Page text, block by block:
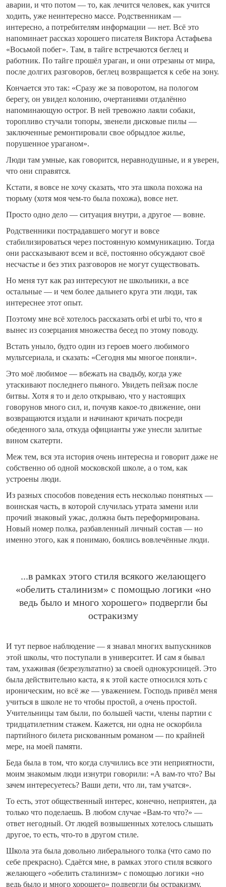
аварии, и что потом — то, как лечится человек, как учится
ходить, уже неинтересно массе. Родственникам —
интересно, а потребителям информации — нет. Всё это
напоминает рассказ хорошего писателя Виктора Астафьева
«Восьмой побег». Там, в тайге встречаются беглец и
работник. По тайге прошёл ураган, и они отрезаны от мира,
после долгих разговоров, беглец возвращается к себе на зону.
Кончается это так: «Сразу же за поворотом, на пологом
берегу, он увидел колонию, очертаниями отдалённо
напоминающую острог. В ней тревожно лаяли собаки,
торопливо стучали топоры, звенели дисковые пилы —
заключенные ремонтировали свое обрыдлое жилье,
порушенное ураганом».
Люди там умные, как говорится, неравнодушные, и я уверен,
что они справятся.
Кстати, я вовсе не хочу сказать, что эта школа похожа на
тюрьму (хотя моя чем-то была похожа), вовсе нет.
Просто одно дело — ситуация внутри, а другое — вовне.
Родственники пострадавшего могут и вовсе
стабилизироваться через постоянную коммуникацию. Тогда
они рассказывают всем и всё, постоянно обсуждают своё
несчастье и без этих разговоров не могут существовать.
Но меня тут как раз интересуют не школьники, а все
остальные — и чем более дальнего круга эти люди, так
интереснее этот опыт.
Поэтому мне всё хотелось рассказать orbi et urbi то, что я
вынес из созерцания множества бесед по этому поводу.
Встать уныло, будто один из героев моего любимого
мультсериала, и сказать: «Сегодня мы многое поняли».
Это моё любимое — вбежать на свадьбу, когда уже
утаскивают последнего пьяного. Увидеть пейзаж после
битвы. Хотя я то и дело открываю, что у настоящих
говорунов много сил, и, почуяв какое-то движение, они
возвращаются издали и начинают кричать посреди
обеденного зала, откуда официанты уже унесли залитые
вином скатерти.
Меж тем, вся эта история очень интересна и говорит даже не
собственно об одной московской школе, а о том, как
устроены люди.
Из разных способов поведения есть несколько понятных —
воинская часть, в которой случилась утрата замени или
прочий знаковый ужас, должна быть переформирована.
Новый номер полка, разбавленный личный состав — но
именно этого, как я понимаю, боялись вовлечённые люди.
...в рамках этого стиля всякого желающего
«обелить сталинизм» с помощью логики «но
ведь было и много хорошего» подвергли бы
остракизму
И тут первое наблюдение — я знавал многих выпускников
этой школы, что поступали в университет. И сам я бывал
там, ухаживая (безрезультатно) за своей однокурсницей. Это
была действительно каста, я к этой касте относился хоть с
ироническим, но всё же — уважением. Господь привёл меня
учиться в школе не то чтобы простой, а очень простой.
Учительницы там были, по большей части, члены партии с
тридцатилетним стажем. Кажется, ни одна не оскорбила
партийного билета рискованным романом — по крайней
мере, на моей памяти.
Беда была в том, что когда случились все эти неприятности,
моим знакомым люди изнутри говорили: «А вам-то что? Вы
зачем интересуетесь? Ваши дети, что ли, там учатся».
То есть, этот общественный интерес, конечно, неприятен, да
только что поделаешь. В любом случае «Вам-то что?» —
ответ негодный. От людей возвышенных хотелось слышать
другое, то есть, что-то в другом стиле.
Школа эта была довольно либерального толка (что само по
себе прекрасно). Сдаётся мне, в рамках этого стиля всякого
желающего «обелить сталинизм» с помощью логики «но
ведь было и много хорошего» подвергли бы остракизму.